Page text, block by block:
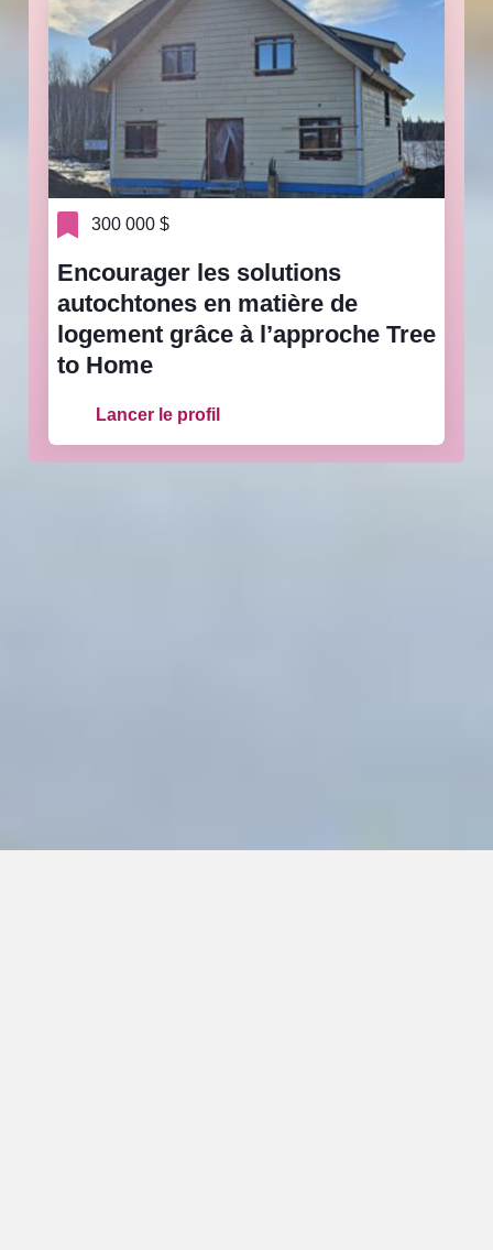
300 000 $
Encourager les solutions
autochtones en matière de
logement grâce à l’approche Tree
to Home
Lancer le profil